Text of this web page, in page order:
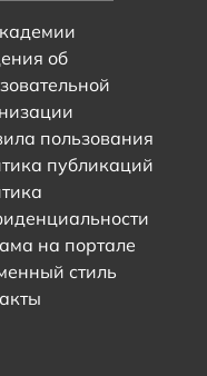
об
пользования
публикаций
на портале
стиль